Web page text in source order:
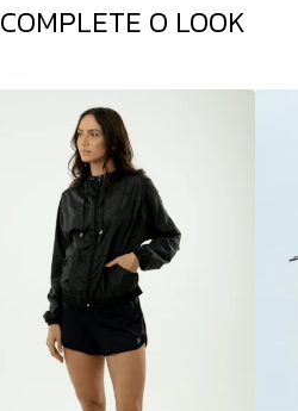
COMPLETE O LOOK